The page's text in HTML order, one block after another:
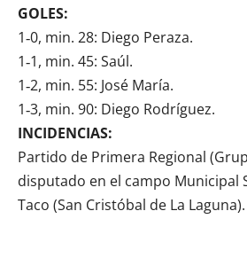
GOLES:
1‑0, min. 28: Diego Peraza.
1‑1, min. 45: Saúl.
1‑2, min. 55: José María.
1‑3, min. 90: Diego Rodríguez.
INCIDENCIAS:
Partido de Primera Regional
disputado en el campo Municipal
Taco (San Cristóbal de La Laguna).